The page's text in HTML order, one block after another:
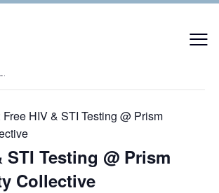
Free HIV & STI Testing @ Prism
STI Testing @ Prism
Collective